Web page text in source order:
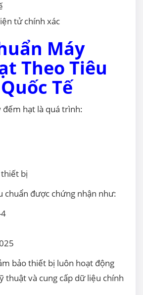
tử chính xác
Máy
Theo Tiêu
Tế
đếm hạt là quá trình:
bị
chuẩn được chứng nhận như:
bảo thiết bị luôn hoạt động
thuật và cung cấp dữ liệu chính